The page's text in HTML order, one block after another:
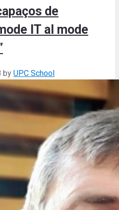
de
IT al mode
by UPC School